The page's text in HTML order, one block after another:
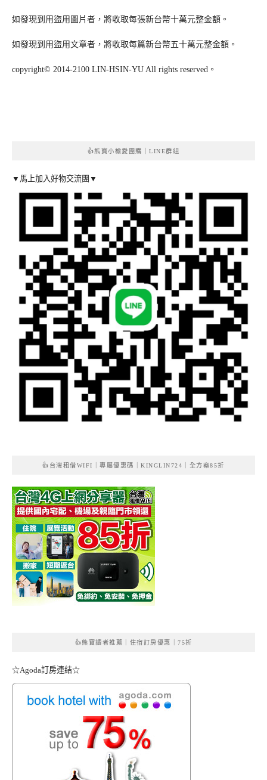
如發現到用盜用圖片者，將收取每張新台幣十萬元整金額。
如發現到用盜用文章者，將收取每篇新台幣五十萬元整金額。
copyright© 2014-2100 LIN-HSIN-YU All rights reserved。
👍熊寶小榆愛團購｜LINE群組
▼馬上加入好物交流團▼
👍台灣租借WIFI｜專屬優惠碼｜KINGLIN724｜全方案85折
👍熊寶讀者推薦｜住宿訂房優惠｜75折
☆Agoda訂房連結☆